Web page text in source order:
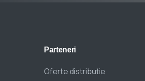
Parteneri
Oferte distributie